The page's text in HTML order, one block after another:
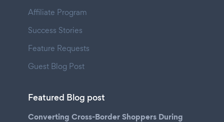
Affiliate Program
Success Stories
Feature Requests
Guest Blog Post
Featured Blog post
Converting Cross-Border Shoppers During